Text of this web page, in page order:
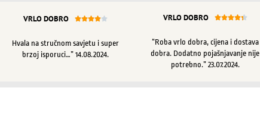
VRLO DOBRO 
Hvala na stručnom savjetu i super
brzoj isporuci…” 14.08.2024.
VRLO DOBRO 
“Roba vrlo dobra, cijena i dostava
dobra. Dodatno pojašnjavanje nije
potrebno.” 23.07.2024.